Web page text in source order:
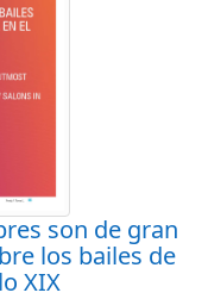
son de gran
los bailes de
XIX